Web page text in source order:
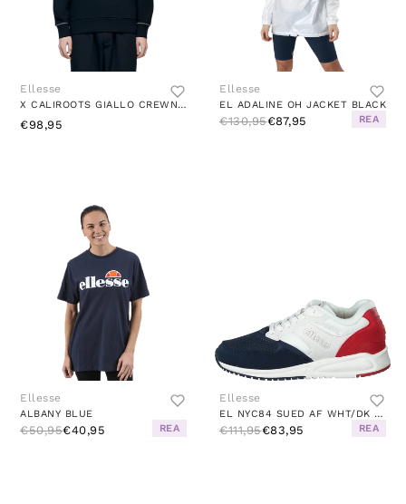
Ellesse
X CALIROOTS GIALLO CREWNECK BLACK
€98,95
Ellesse
EL ADALINE OH JACKET BLACK
€130,95€87,95 REA
Ellesse
ALBANY BLUE
€50,95€40,95 REA
Ellesse
EL NYC84 SUED AF WHT/DK BLU/RED
€111,95€83,95 REA